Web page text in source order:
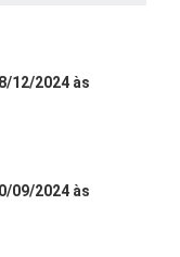
12/2024 às
09/2024 às